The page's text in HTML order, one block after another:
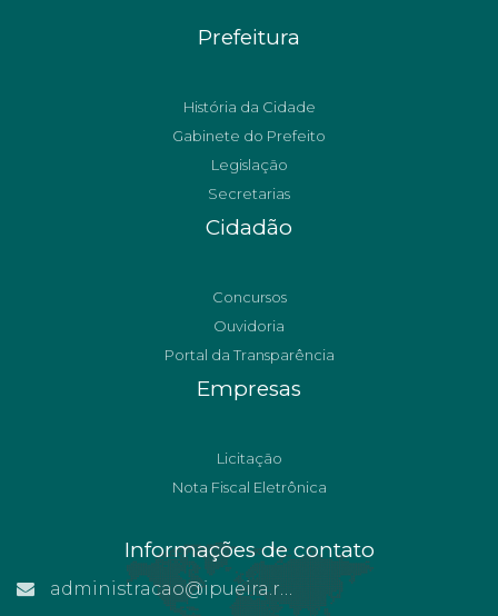
Prefeitura
História da Cidade
Gabinete do Prefeito
Legislação
Secretarias
Cidadão
Concursos
Ouvidoria
Portal da Transparência
Empresas
Licitação
Nota Fiscal Eletrônica
Informações de contato
administracao@ipueira.rn.gov.br